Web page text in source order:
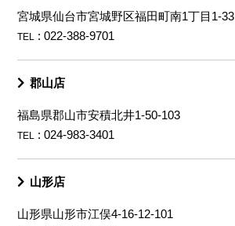
宮城県仙台市宮城野区福田町南1丁目1-33
TEL : 022-388-9701
郡山店
福島県郡山市安積北井1-50-103
TEL : 024-983-3401
山形店
山形県山形市江俣4-16-12-101